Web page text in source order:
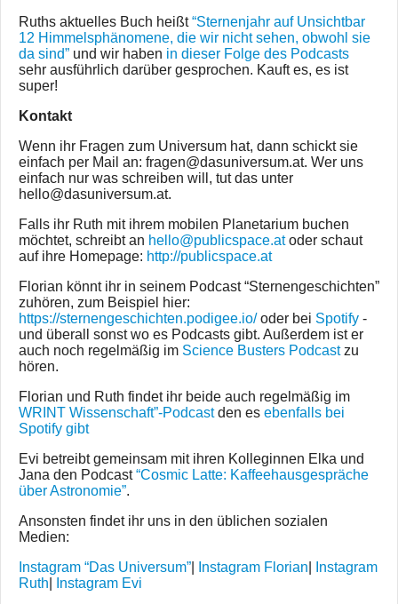
Ruths aktuelles Buch heißt“Sternenjahr auf Unsichtbar
12 Himmelsphänomene, die wir nicht sehen, obwohl sie
da sind” und wir haben in dieser Folge des Podcasts
sehr ausführlich darüber gesprochen. Kauft es, es ist
super!
Kontakt
Wenn ihr Fragen zum Universum hat, dann schickt sie
einfach per Mail an: fragen@dasuniversum.at. Wer uns
einfach nur was schreiben will, tut das unter
hello@dasuniversum.at.
Falls ihr Ruth mit ihrem mobilen Planetarium buchen
möchtet, schreibt an hello@publicspace.atoder schaut
auf ihre Homepage: http://publicspace.at
Florian könnt ihr in seinem Podcast “Sternengeschichten”
zuhören, zum Beispiel hier:
https://sternengeschichten.podigee.io/oder bei Spotify -
und überall sonst wo es Podcasts gibt. Außerdem ist er
auch noch regelmäßig im Science Busters Podcastzu
hören.
Florian und Ruth findet ihr beide auch regelmäßig im
WRINT Wissenschaft”-Podcastden es ebenfalls bei
Spotify gibt
Evi betreibt gemeinsam mit ihren Kolleginnen Elka und
Jana den Podcast“Cosmic Latte: Kaffeehausgespräche
über Astronomie”.
Ansonsten findet ihr uns in den üblichen sozialen
Medien:
Instagram “Das Universum”
Instagram Florian
Instagram
Ruth
Instagram Evi